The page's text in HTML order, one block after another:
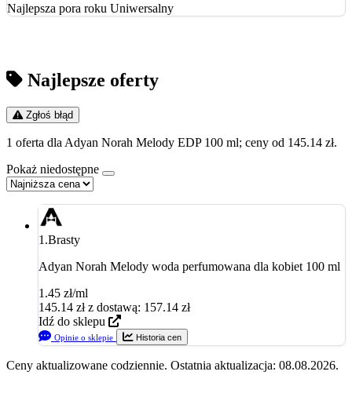
Najlepsza pora roku Uniwersalny
Najlepsze oferty
Zgłoś błąd
1 oferta dla Adyan Norah Melody EDP 100 ml; ceny od 145.14 zł.
Pokaż niedostępne
1.Brasty
Adyan Norah Melody woda perfumowana dla kobiet 100 ml
1.45 zł/ml
145.14 zł z dostawą: 157.14 zł
Idź do sklepu
Opinie o sklepie Historia cen
Ceny aktualizowane codziennie. Ostatnia aktualizacja: 08.08.2026.